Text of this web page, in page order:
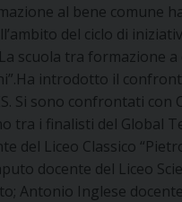
al bene comune
del ciclo di
scuola tra formazione
introdotto il
Si sono confrontati con
tra i finalisti del Global
del Liceo Classico
docente del Liceo
Antonio Inglese